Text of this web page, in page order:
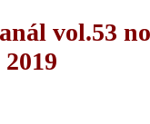
vol.53